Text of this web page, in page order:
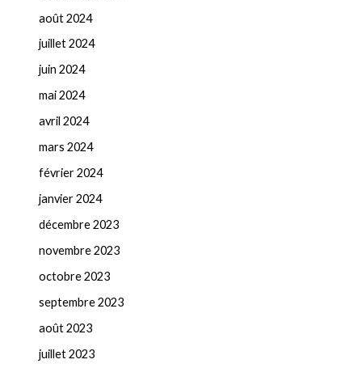
août 2024
juillet 2024
juin 2024
mai 2024
avril 2024
mars 2024
février 2024
janvier 2024
décembre 2023
novembre 2023
octobre 2023
septembre 2023
août 2023
juillet 2023